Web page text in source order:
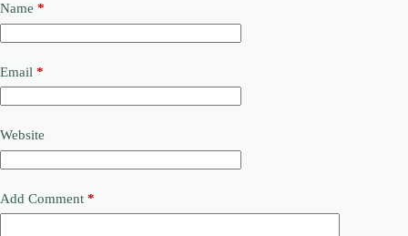
Name *
Email *
Website
Add Comment *